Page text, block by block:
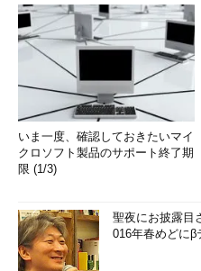
いま一度、確認しておきたいマイ
クロソフト製品のサポート終了期
限 (1/3)
聖夜にお披露目
016年春めどにβ